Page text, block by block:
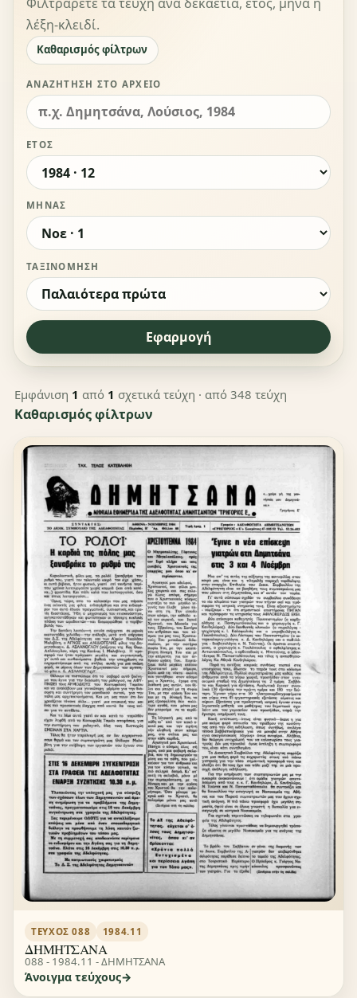
λέξη-κλειδί.
Καθαρισμός φίλτρων
ΑΝΑΖΉΤΗΣΗ ΣΤΟ ΑΡΧΕΊΟ
ΈΤΟΣ
ΜΉΝΑΣ
ΤΑΞΙΝΌΜΗΣΗ
Εφαρμογή
Εμφάνιση 1 από 1 σχετικά τεύχη · από 348 τεύχη
Καθαρισμός φίλτρων
ΤΕΎΧΟΣ 088 1984.11
ΔΗΜΗΤΣΑΝΑ
088 - 1984.11 - ΔΗΜΗΤΣΑΝΑ
Άνοιγμα τεύχους